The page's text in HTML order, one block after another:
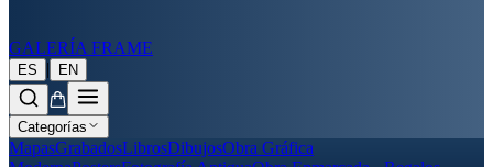
GALERÍA FRAME
ES | EN
Categorías
MapasGrabadosLibrosDibujosObra Gráfica